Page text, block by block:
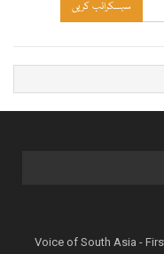
سبسکرائب کریں
Voice of South Asia -